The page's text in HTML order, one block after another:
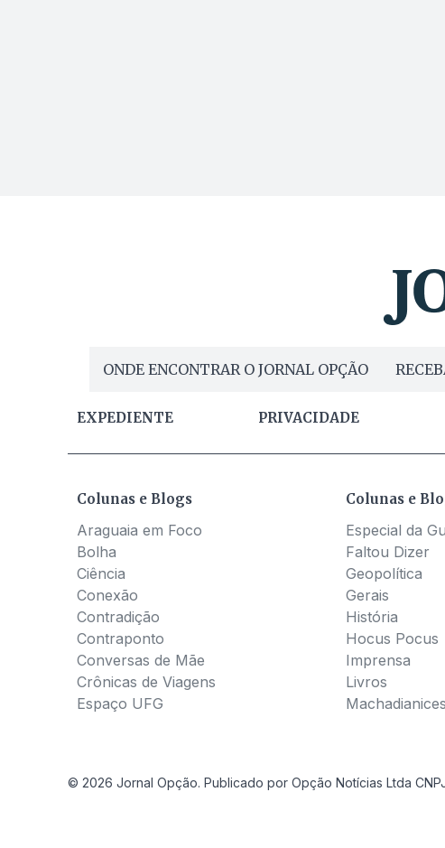
ONDE ENCONTRAR O JORNAL OPÇÃO
EXPEDIENTE PRIVACIDADE
Colunas e Blogs
Araguaia em Foco
Bolha
Ciência
Conexão
Contradição
Contraponto
Conversas de Mãe
Crônicas de Viagens
Espaço UFG
Colunas e
Especial da
Faltou Dizer
Geopolítica
Gerais
História
Hocus Pocus
Imprensa
Livros
© 2026 Jornal Opção. Publicado por Opção Notícias Ltda